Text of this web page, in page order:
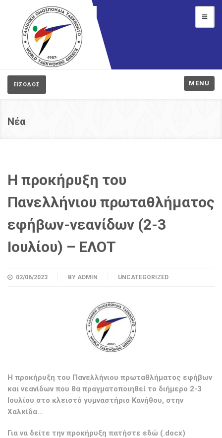
ΕΙΣΟΔΟΣ MENU
Νέα
H προκήρυξη του
Πανελλήνιου πρωταθλήματος
εφήβων-νεανίδων (2-3
Ιουλίου) – ΕΛΟΤ
02/06/2023 BY ADMIN UNCATEGORIZED
Η προκήρυξη του Πανελλήνιου πρωταθλήματος εφήβων
και νεανίδων που θα πραγματοποιηθεί το διήμερο 2-3
Ιουλίου στο κλειστό γυμναστήριο Κανήθου, στην
Χαλκίδα…
Για να δείτε την προκήρυξη πατήστε εδώ (.docx)